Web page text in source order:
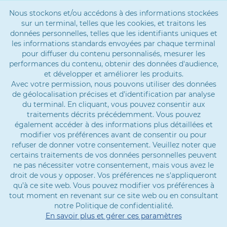
Nous stockons et/ou accédons à des informations stockées
sur un terminal, telles que les cookies, et traitons les
données personnelles, telles que les identifiants uniques et
les informations standards envoyées par chaque terminal
pour diffuser du contenu personnalisés, mesurer les
performances du contenu, obtenir des données d'audience,
et développer et améliorer les produits.
Avec votre permission, nous pouvons utiliser des données
de géolocalisation précises et d’identification par analyse
du terminal. En cliquant, vous pouvez consentir aux
traitements décrits précédemment. Vous pouvez
également accéder à des informations plus détaillées et
modifier vos préférences avant de consentir ou pour
refuser de donner votre consentement. Veuillez noter que
certains traitements de vos données personnelles peuvent
ne pas nécessiter votre consentement, mais vous avez le
droit de vous y opposer. Vos préférences ne s'appliqueront
qu’à ce site web. Vous pouvez modifier vos préférences à
tout moment en revenant sur ce site web ou en consultant
notre Politique de confidentialité.
En savoir plus et gérer ces paramètres